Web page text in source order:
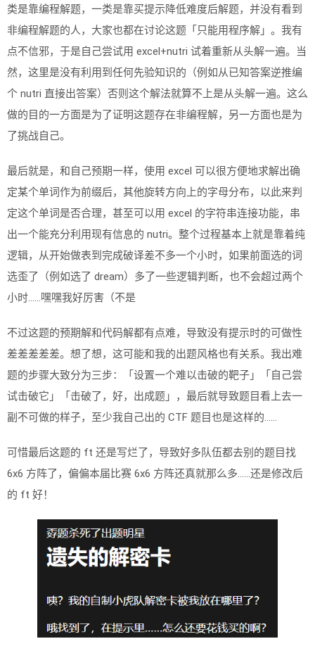
类是靠编程解题，一类是靠买提示降低难度后解题，并没有看到
非编程解题的人，大家也都在讨论这题「只能用程序解」。我有
点不信邪，于是自己尝试用 excel+nutri 试着重新从头解一遍。当
然，这里是没有利用到任何先验知识的（例如从已知答案逆推编
个 nutri 直接出答案）否则这个解法就算不上是从头解一遍。这么
做的目的一方面是为了证明这题存在非编程解，另一方面也是为
了挑战自己。
最后就是，和自己预期一样，使用 excel 可以很方便地求解出确
定某个单词作为前缀后，其他旋转方向上的字母分布，以此来判
定这个单词是否合理，甚至可以用 excel 的字符串连接功能，串
出一个能充分利用现有信息的 nutri。整个过程基本上就是靠着纯
逻辑，从开始做表到完成破译差不多一个小时，如果前面选的词
选歪了（例如选了 dream）多了一些逻辑判断，也不会超过两个
小时……嘿嘿我好厉害（不是
不过这题的预期解和代码解都有点难，导致没有提示时的可做性
差差差差差。想了想，这可能和我的出题风格也有关系。我出难
题的步骤大致分为三步：「设置一个难以击破的靶子」「自己尝
试击破它」「击破了，好，出成题」，最后就导致题目看上去一
副不可做的样子，至少我自己出的 CTF 题目也是这样的……
可惜最后这题的 ft 还是写烂了，导致好多队伍都去别的题目找
6x6 方阵了，偏偏本届比赛 6x6 方阵还真就那么多……还是修改后
的 ft 好！